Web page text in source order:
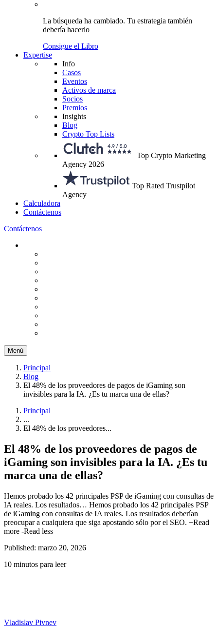
La búsqueda ha cambiado. Tu estrategia también
debería hacerlo
Consigue el Libro
Expertise
Info
Casos
Eventos
Activos de marca
Socios
Premios
Insights
Blog
Crypto Top Lists
Top Crypto Marketing
Agency 2026
Top Rated Trustpilot
Agency
Calculadora
Contáctenos
Contáctenos
Menú
Principal
Blog
El 48% de los proveedores de pagos de iGaming son
invisibles para la IA. ¿Es tu marca una de ellas?
Principal
...
El 48% de los proveedores...
El 48% de los proveedores de pagos de
iGaming son invisibles para la IA. ¿Es tu
marca una de ellas?
Hemos probado los 42 principales PSP de iGaming con consultas de
IA reales. Los resultados… Hemos probado los 42 principales PSP
de iGaming con consultas de IA reales. Los resultados deberían
preocupar a cualquiera que siga apostando sólo por el SEO. +Read
more -Read less
Published: marzo 20, 2026
10 minutos para leer
Vladislav Pivnev